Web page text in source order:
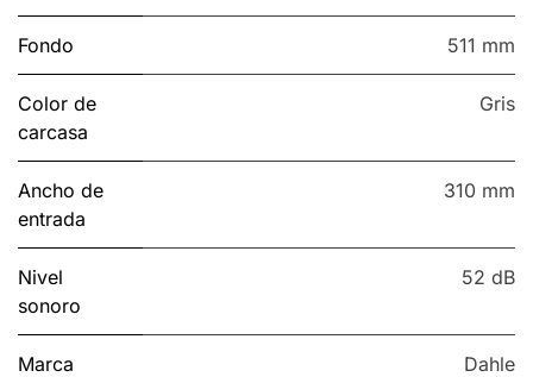
Fondo 511 mm
Color de
carcasa
Gris
Ancho de
entrada
310 mm
Nivel
sonoro
52 dB
Marca Dahle